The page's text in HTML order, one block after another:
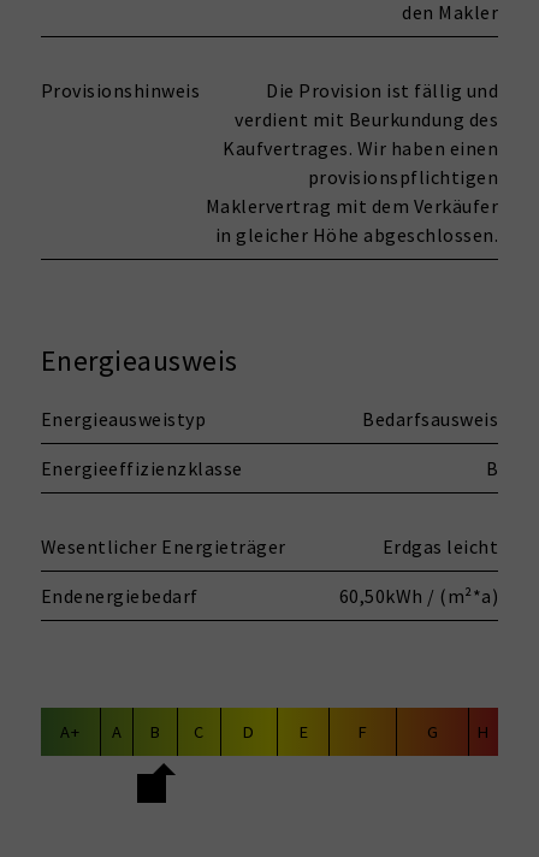
den Makler
Provisionshinweis
Die Provision ist fällig und
verdient mit Beurkundung des
Kaufvertrages. Wir haben einen
provisionspflichtigen
Maklervertrag mit dem Verkäufer
in gleicher Höhe abgeschlossen.
Energieausweis
Energieausweistyp Bedarfsausweis
Energieeffizienzklasse B
Wesentlicher Energieträger Erdgas leicht
Endenergiebedarf 60,50kWh / (m²*a)
A+ A B C D E F G H